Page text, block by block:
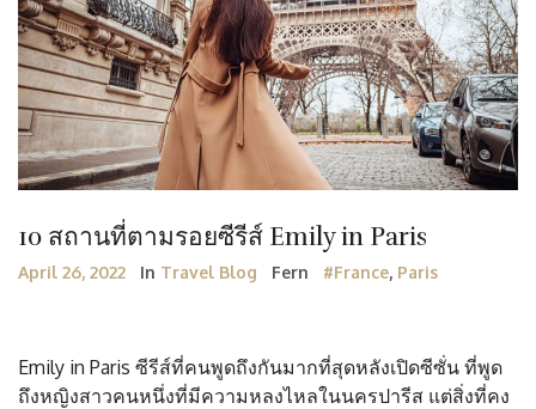
10 สถานที่ตามรอยซีรีส์ Emily in Paris
April 26, 2022 In Travel Blog Fern #France, Paris
Emily in Paris ซีรีส์ที่คนพูดถึงกันมากที่สุดหลังเปิดซีซั่น ที่พูด
ถึงหญิงสาวคนหนึ่งที่มีความหลงไหลในนครปารีส แต่สิ่งที่คง